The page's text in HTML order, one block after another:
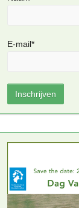
E-mail*